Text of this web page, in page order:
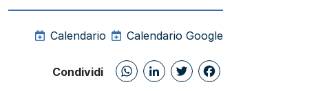
Calendario Calendario Google
Condividi WhatsApp
LinkedIn
Twitter